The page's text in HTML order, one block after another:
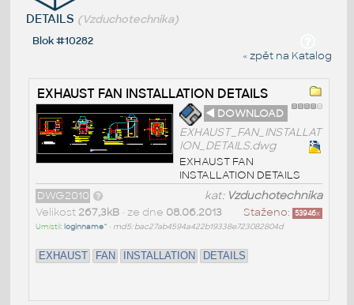
DETAILS (Vzduchotechnika)
Blok #10282
« zpět na Katalog
EXHAUST FAN INSTALLATION DETAILS
◄ DOWNLOAD
EXHAUST_FAN_INSTALLAT
ION_DETAILS.dwg
EXHAUST FAN
INSTALLATION DETAILS
kat: Vzduchotechnika
DWG2010
Staženo: 53946x
Velikost 267,3kB• ze dne 08.06.2013
Umístil: loginname^ • md5: bac27ab4594a422b19338e723082804d
EXHAUST FAN INSTALLATION DETAILS